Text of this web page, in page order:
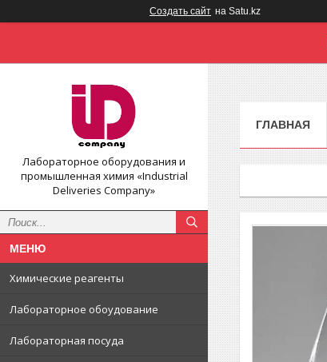
Создать сайт на Satu.kz
Лабораторное оборудования и
промышленная химия «Industrial
Deliveries Company»
Химические реагенты
Лабораторное обоудование
Лабораторная посуда
ГЛАВНАЯ